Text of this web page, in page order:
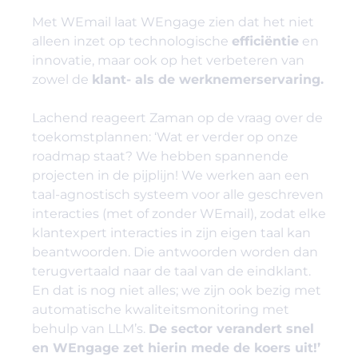
Met WEmail laat WEngage zien dat het niet
alleen inzet op technologische efficiëntie en
innovatie, maar ook op het verbeteren van
zowel de klant- als de werknemerservaring.
Lachend reageert Zaman op de vraag over de
toekomstplannen: ‘Wat er verder op onze
roadmap staat? We hebben spannende
projecten in de pijplijn! We werken aan een
taal-agnostisch systeem voor alle geschreven
interacties (met of zonder WEmail), zodat elke
klantexpert interacties in zijn eigen taal kan
beantwoorden. Die antwoorden worden dan
terugvertaald naar de taal van de eindklant.
En dat is nog niet alles; we zijn ook bezig met
automatische kwaliteitsmonitoring met
behulp van LLM’s. De sector verandert snel
en WEngage zet hierin mede de koers uit!’